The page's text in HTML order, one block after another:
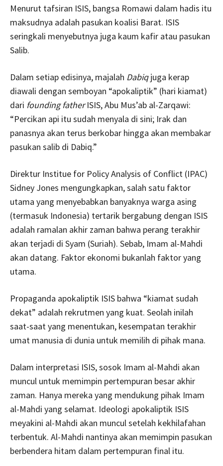
Menurut tafsiran ISIS, bangsa Romawi dalam hadis itu
maksudnya adalah pasukan koalisi Barat. ISIS
seringkali menyebutnya juga kaum kafir atau pasukan
Salib.
Dalam setiap edisinya, majalah Dabiqjuga kerap
diawali dengan semboyan “apokaliptik” (hari kiamat)
dari founding fatherISIS, Abu Mus’ab al-Zarqawi:
“Percikan api itu sudah menyala di sini; Irak dan
panasnya akan terus berkobar hingga akan membakar
pasukan salib di Dabiq.”
Direktur Institue for Policy Analysis of Conflict (IPAC)
Sidney Jones mengungkapkan, salah satu faktor
utama yang menyebabkan banyaknya warga asing
(termasuk Indonesia) tertarik bergabung dengan ISIS
adalah ramalan akhir zaman bahwa perang terakhir
akan terjadi di Syam (Suriah). Sebab, Imam al-Mahdi
akan datang. Faktor ekonomi bukanlah faktor yang
utama.
Propaganda apokaliptik ISIS bahwa “kiamat sudah
dekat” adalah rekrutmen yang kuat. Seolah inilah
saat-saat yang menentukan, kesempatan terakhir
umat manusia di dunia untuk memilih di pihak mana.
Dalam interpretasi ISIS, sosok Imam al-Mahdi akan
muncul untuk memimpin pertempuran besar akhir
zaman. Hanya mereka yang mendukung pihak Imam
al-Mahdi yang selamat. Ideologi apokaliptik ISIS
meyakini al-Mahdi akan muncul setelah kekhilafahan
terbentuk. Al-Mahdi nantinya akan memimpin pasukan
berbendera hitam dalam pertempuran final itu.